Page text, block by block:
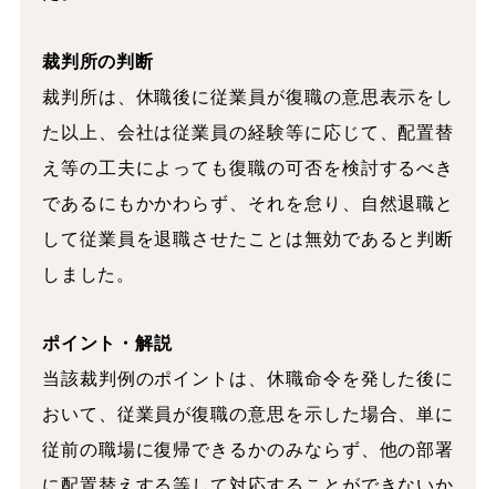
裁判所の判断
裁判所は、休職後に従業員が復職の意思表示をし
た以上、会社は従業員の経験等に応じて、配置替
え等の工夫によっても復職の可否を検討するべき
であるにもかかわらず、それを怠り、自然退職と
して従業員を退職させたことは無効であると判断
しました。
ポイント・解説
当該裁判例のポイントは、休職命令を発した後に
おいて、従業員が復職の意思を示した場合、単に
従前の職場に復帰できるかのみならず、他の部署
に配置替えする等して対応することができないか